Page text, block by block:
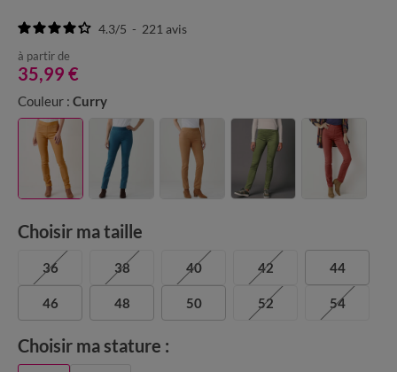
4.3/5 - 221 avis
à partir de
35,99 €
Couleur : Curry
Choisir ma taille
36 38 40 42 44
46 48 50 52 54
Choisir ma stature :